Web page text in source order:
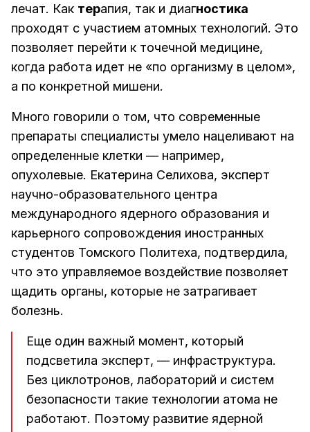
лечат. Как терапия, так и диагностика
проходят с участием атомных технологий. Это
позволяет перейти к точечной медицине,
когда работа идет не «по организму в целом»,
а по конкретной мишени.
Много говорили о том, что современные
препараты специалисты умело нацеливают на
определенные клетки — например,
опухолевые. Екатерина Селихова, эксперт
научно-образовательного центра
международного ядерного образования и
карьерного сопровождения иностранных
студентов Томского Политеха, подтвердила,
что это управляемое воздействие позволяет
щадить органы, которые не затрагивает
болезнь.
Еще один важный момент, который
подсветила эксперт, — инфраструктура.
Без циклотронов, лабораторий и систем
безопасности такие технологии атома не
работают. Поэтому развитие ядерной